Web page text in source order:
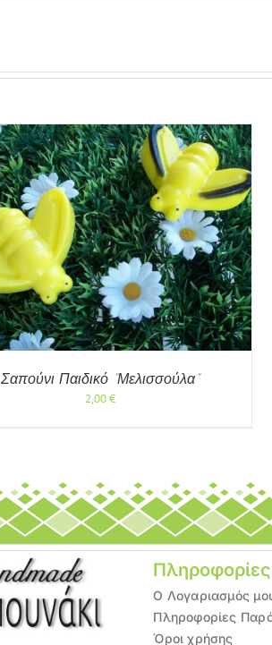
Σαπούνι Παιδικό “Μελισσούλα”
2,00€
ΠΡΟΣΘΉΚΗ ΣΤΟ ΚΑΛΆΘΙ /
ΓΡΉΓΟΡΗ
ΠΡΟΒΟΛΉ
Πληροφορίες
Ο Λογαριασμός
Πληροφορίες
Όροι χρήσης